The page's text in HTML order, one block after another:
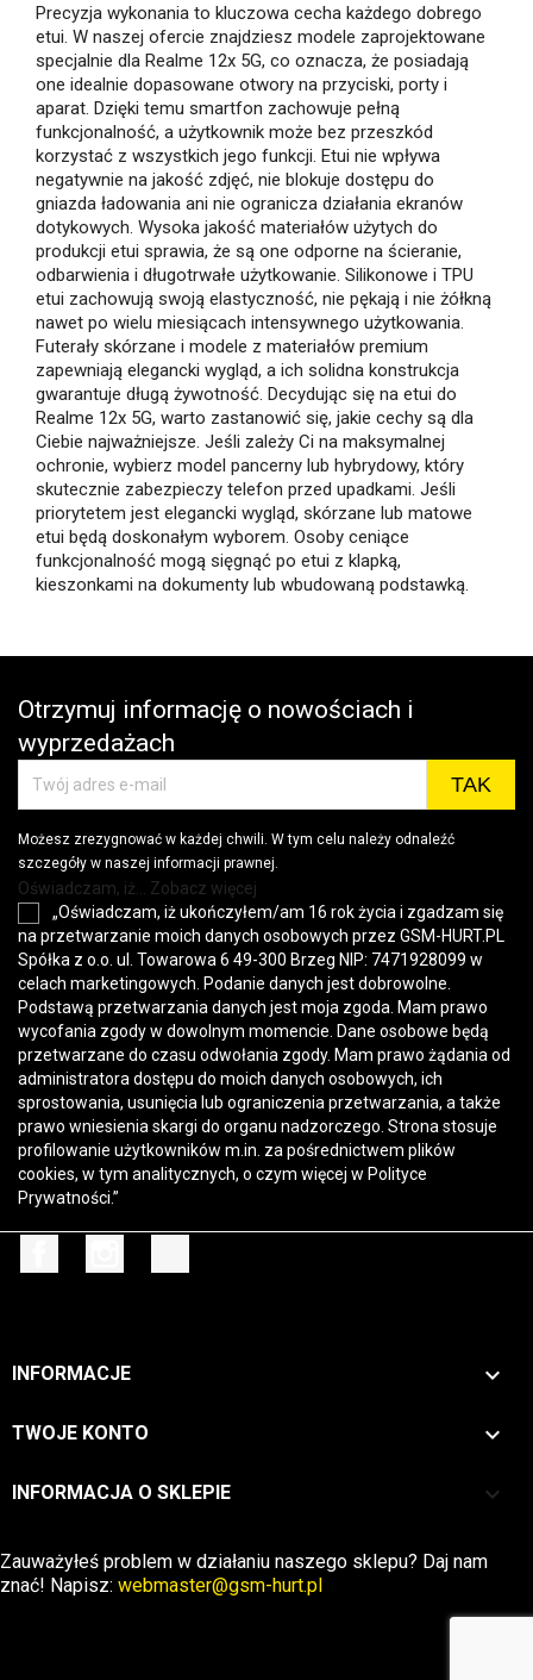
Precyzja wykonania to kluczowa cecha każdego dobrego
etui. W naszej ofercie znajdziesz modele zaprojektowane
specjalnie dla Realme 12x 5G, co oznacza, że posiadają
one idealnie dopasowane otwory na przyciski, porty i
aparat. Dzięki temu smartfon zachowuje pełną
funkcjonalność, a użytkownik może bez przeszkód
korzystać z wszystkich jego funkcji. Etui nie wpływa
negatywnie na jakość zdjęć, nie blokuje dostępu do
gniazda ładowania ani nie ogranicza działania ekranów
dotykowych. Wysoka jakość materiałów użytych do
produkcji etui sprawia, że są one odporne na ścieranie,
odbarwienia i długotrwałe użytkowanie. Silikonowe i TPU
etui zachowują swoją elastyczność, nie pękają i nie żółkną
nawet po wielu miesiącach intensywnego użytkowania.
Futerały skórzane i modele z materiałów premium
zapewniają elegancki wygląd, a ich solidna konstrukcja
gwarantuje długą żywotność. Decydując się na etui do
Realme 12x 5G, warto zastanowić się, jakie cechy są dla
Ciebie najważniejsze. Jeśli zależy Ci na maksymalnej
ochronie, wybierz model pancerny lub hybrydowy, który
skutecznie zabezpieczy telefon przed upadkami. Jeśli
priorytetem jest elegancki wygląd, skórzane lub matowe
etui będą doskonałym wyborem. Osoby ceniące
funkcjonalność mogą sięgnąć po etui z klapką,
kieszonkami na dokumenty lub wbudowaną podstawką.
Otrzymuj informację o nowościach i
wyprzedażach
Możesz zrezygnować w każdej chwili. W tym celu należy odnaleźć
szczegóły w naszej informacji prawnej.
Oświadczam, iż... Zobacz więcej
„Oświadczam, iż ukończyłem/am 16 rok życia i zgadzam się
na przetwarzanie moich danych osobowych przez GSM-HURT.PL
Spółka z o.o. ul. Towarowa 6 49-300 Brzeg NIP: 7471928099 w
celach marketingowych. Podanie danych jest dobrowolne.
Podstawą przetwarzania danych jest moja zgoda. Mam prawo
wycofania zgody w dowolnym momencie. Dane osobowe będą
przetwarzane do czasu odwołania zgody. Mam prawo żądania od
administratora dostępu do moich danych osobowych, ich
sprostowania, usunięcia lub ograniczenia przetwarzania, a także
prawo wniesienia skargi do organu nadzorczego. Strona stosuje
profilowanie użytkowników m.in. za pośrednictwem plików
cookies, w tym analitycznych, o czym więcej w Polityce
Prywatności.”
INFORMACJE 
TWOJE KONTO 
INFORMACJA O SKLEPIE keyboard_arrow_down
Zauważyłeś problem w działaniu naszego sklepu? Daj nam
znać! Napisz: webmaster@gsm-hurt.pl